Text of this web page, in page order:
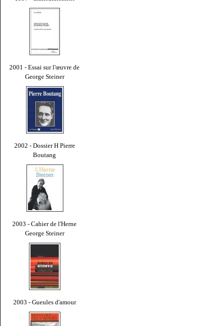
2001 - Essai sur l'œuvre de
George Steiner
2002 - Dossier H Pierre
Boutang
2003 - Cahier de l'Herne
George Steiner
2003 - Gueules d'amour